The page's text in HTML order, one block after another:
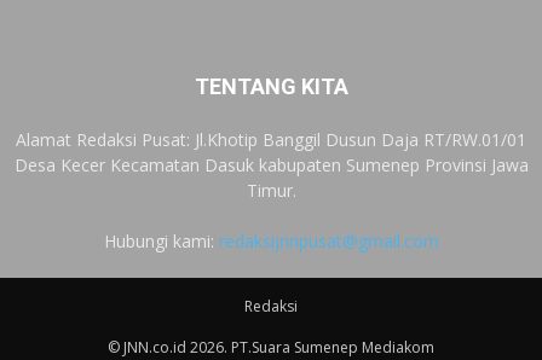
TENTANG KITA
Alamat Redaksi Pusat: Jl.Khotip Banggil Dusun Daja RT/RW.01/01
Desa Kecer Kecamatan Dasuk kabupaten Sumenep Provinsi Jawa
Timur.
Hubungi kami: redaksijnnpusat@gmail.com
Redaksi
© JNN.co.id 2026. PT.Suara Sumenep Mediakom